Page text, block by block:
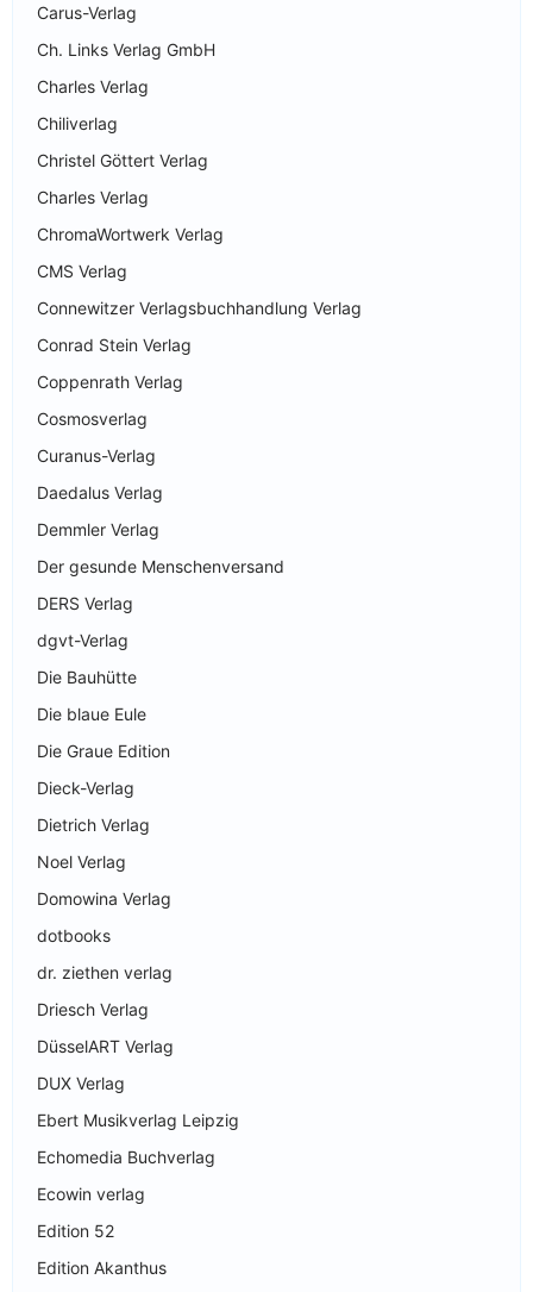
Carus-Verlag
Ch. Links Verlag GmbH
Charles Verlag
Chiliverlag
Christel Göttert Verlag
Charles Verlag
ChromaWortwerk Verlag
CMS Verlag
Connewitzer Verlagsbuchhandlung Verlag
Conrad Stein Verlag
Coppenrath Verlag
Cosmosverlag
Curanus-Verlag
Daedalus Verlag
Demmler Verlag
Der gesunde Menschenversand
DERS Verlag
dgvt-Verlag
Die Bauhütte
Die blaue Eule
Die Graue Edition
Dieck-Verlag
Dietrich Verlag
Noel Verlag
Domowina Verlag
dotbooks
dr. ziethen verlag
Driesch Verlag
DüsselART Verlag
DUX Verlag
Ebert Musikverlag Leipzig
Echomedia Buchverlag
Ecowin verlag
Edition 52
Edition Akanthus